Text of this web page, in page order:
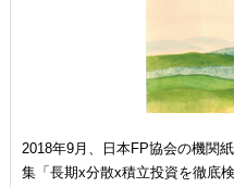
2018年9月、日本FP協会の機関
集「長期x分散x積立投資を徹底